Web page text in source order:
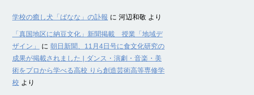
学校の癒し犬「ばなな」の訃報 に 河辺和敬 より
「真国地区に納豆文化」新聞掲載 授業「地域デ
ザイン」
に 朝日新聞、11月4日号に食文化研究の
成果が掲載されました | ダンス・演劇・音楽・美
術をプロから学べる高校 りら創造芸術高等専修学
校 より